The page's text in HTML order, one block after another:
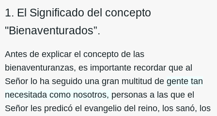
1. El Significado del concepto
"Bienaventurados”.
Antes de explicar el concepto de las
bienaventuranzas, es importante recordar que al
Señor lo ha seguido una gran multitud de gente tan
necesitada como nosotros, personas a las que el
Señor les predicó el evangelio del reino, los sanó, los